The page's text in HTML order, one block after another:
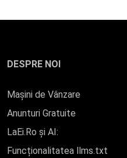
DESPRE NOI
Mașini de Vânzare
Anunturi Gratuite
LaEi.Ro și AI:
Funcționalitatea llms.txt